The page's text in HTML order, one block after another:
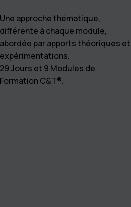
Une approche thématique,
différente à chaque module,
abordée par apports théoriques et
expérimentations.
29 Jours et 9 Modules de
Formation C&T®.